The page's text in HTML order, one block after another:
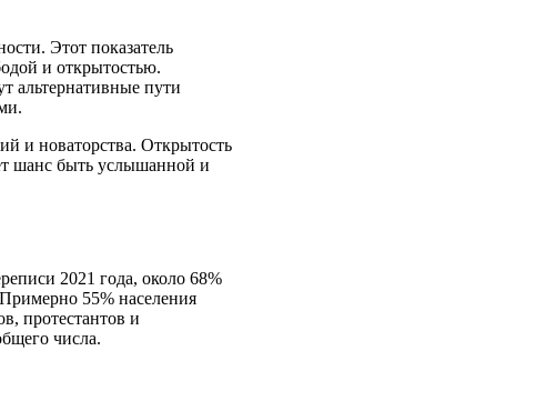
Этот показатель
и открытостью.
альтернативные пути
и новаторства. Открытость
шанс быть услышанной и
2021 года, около 68%
55% населения
протестантов и
числа.